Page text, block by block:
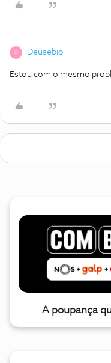
D Deusebio
Estou com o mesmo
A poupança